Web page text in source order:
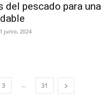
del pescado para una
1 junio, 2024
3 ... 31